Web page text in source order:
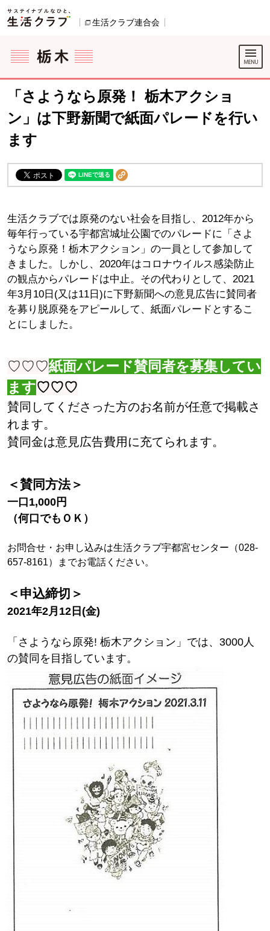
ページの先頭です。
生活クラブ連合会
ここからサイト内共通メニューです。
サイト内共通メニューをスキップする
サイト内共通メニューここまで。
「さようなら原発！ 栃木アクショ
ン」は下野新聞で紙面パレードを行い
ます
生活クラブでは原発のない社会を目指し、2012年から
毎年行っている宇都宮城址公園でのパレードに「さよ
うなら原発！栃木アクション」の一員として参加して
きました。しかし、2020年はコロナウイルス感染防止
の観点からパレードは中止。その代わりとして、2021
年3月10日(又は11日)に下野新聞への意見広告に賛同者
を募り脱原発をアピールして、紙面パレードとするこ
とにしました。
♡♡♡紙面パレード賛同者を募集してい
ます♡♡♡
賛同してくださった方のお名前が任意で掲載さ
れます。
賛同金は意見広告費用に充てられます。
＜賛同方法＞
一口1,000円
（何口でもＯＫ）
お問合せ・お申し込みは生活クラブ宇都宮センター（028-
657-8161）までお電話ください。
＜申込締切＞
2021年2月12日(金)
「さようなら原発! 栃木アクション」では、3000人
の賛同を目指しています。